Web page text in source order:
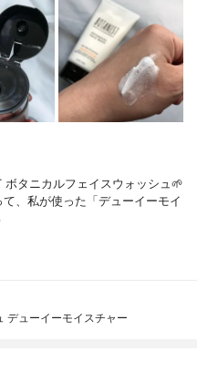
ボタニカルフェイスウォッシュ🌱
、私が使った「デューイーモイ
デューイーモイスチャー